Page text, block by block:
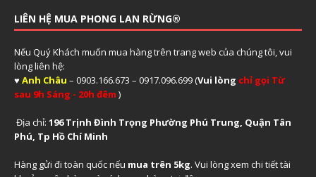
LIÊN HỆ MUA PHONG LAN RỪNG®
Nếu Quý Khách muốn mua hàng trên trang web của chúng tôi, vui
lòng liên hệ:
♥ Anh Châu – 0903.166.673 – 0917.096.699 (Vui lòng chỉ gọi Từ
sau 9h Sáng - 20h đêm )
Địa chỉ: 196 Trịnh Đình Trọng Phường Phú Trung, Quận Tân
Phú, Tp Hồ Chí Minh
Hàng gửi đi toàn quốc nếu mua trên 5kg. Vui lòng xem chi tiết tài